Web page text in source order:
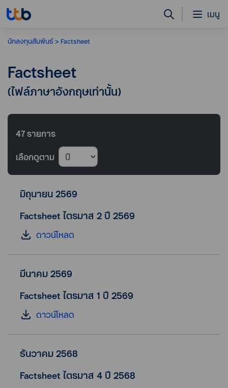
เมนู
นักลงทุนสัมพันธ์ Factsheet
Factsheet
(ไฟล์ภาษาอังกฤษเท่านั้น)
47รายการ
เลือกดูตาม
มิถุนายน 2569
Factsheet ไตรมาส 2 ปี 2569
ดาวน์โหลด
มีนาคม 2569
Factsheet ไตรมาส 1 ปี 2569
ดาวน์โหลด
ธันวาคม 2568
Factsheet ไตรมาส 4 ปี 2568